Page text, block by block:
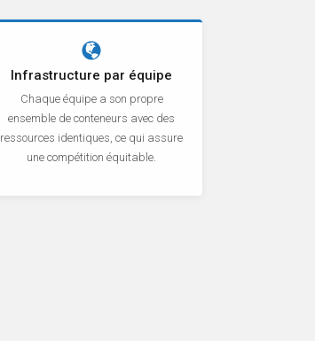
Infrastructure par équipe
Chaque équipe a son propre
ensemble de conteneurs avec des
ressources identiques, ce qui assure
une compétition équitable.